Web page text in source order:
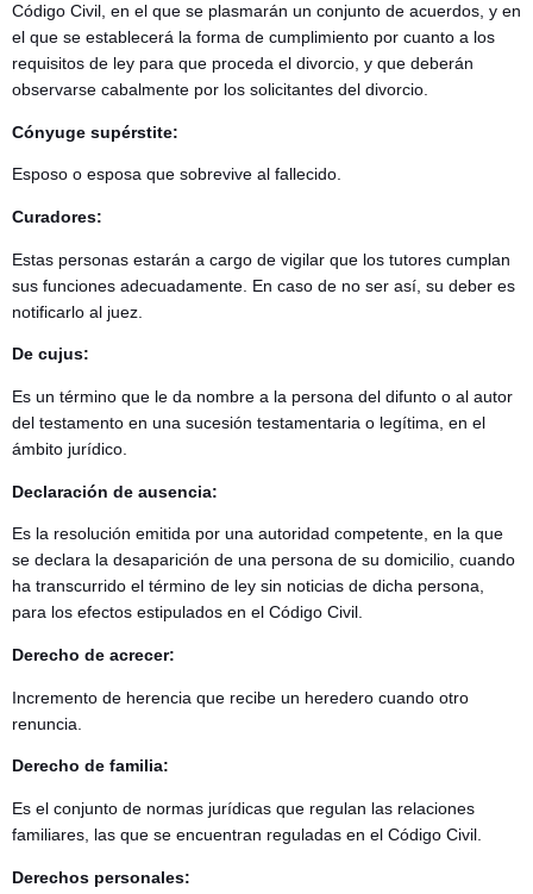
Código Civil, en el que se plasmarán un conjunto de acuerdos, y en
el que se establecerá la forma de cumplimiento por cuanto a los
requisitos de ley para que proceda el divorcio, y que deberán
observarse cabalmente por los solicitantes del divorcio.
Cónyuge supérstite:
Esposo o esposa que sobrevive al fallecido.
Curadores:
Estas personas estarán a cargo de vigilar que los tutores cumplan
sus funciones adecuadamente. En caso de no ser así, su deber es
notificarlo al juez.
De cujus:
Es un término que le da nombre a la persona del difunto o al autor
del testamento en una sucesión testamentaria o legítima, en el
ámbito jurídico.
Declaración de ausencia:
Es la resolución emitida por una autoridad competente, en la que
se declara la desaparición de una persona de su domicilio, cuando
ha transcurrido el término de ley sin noticias de dicha persona,
para los efectos estipulados en el Código Civil.
Derecho de acrecer:
Incremento de herencia que recibe un heredero cuando otro
renuncia.
Derecho de familia:
Es el conjunto de normas jurídicas que regulan las relaciones
familiares, las que se encuentran reguladas en el Código Civil.
Derechos personales: